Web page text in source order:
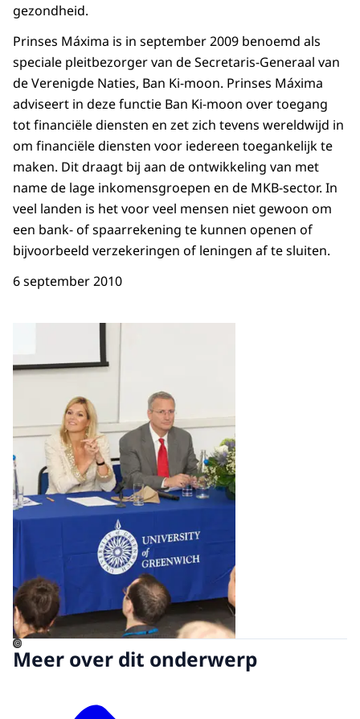
gezondheid.
Prinses Máxima is in september 2009 benoemd als
speciale pleitbezorger van de Secretaris-Generaal van
de Verenigde Naties, Ban Ki-moon. Prinses Máxima
adviseert in deze functie Ban Ki-moon over toegang
tot financiële diensten en zet zich tevens wereldwijd in
om financiële diensten voor iedereen toegankelijk te
maken. Dit draagt bij aan de ontwikkeling van met
name de lage inkomensgroepen en de MKB-sector. In
veel landen is het voor veel mensen niet gewoon om
een bank- of spaarrekening te kunnen openen of
bijvoorbeeld verzekeringen of leningen af te sluiten.
6 september 2010
Open de galerij in vergrote
©
Meer over dit onderwerp